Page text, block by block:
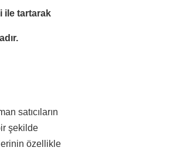
ile tartarak
satıcıların
şekilde
özellikle